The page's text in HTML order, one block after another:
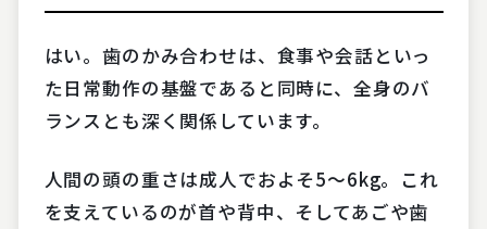
はい。歯のかみ合わせは、食事や会話といっ
た日常動作の基盤であると同時に、全身のバ
ランスとも深く関係しています。
人間の頭の重さは成人でおよそ5〜6kg。これ
を支えているのが首や背中、そしてあごや歯